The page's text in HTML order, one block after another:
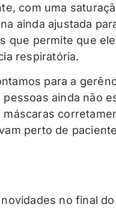
com uma
ainda ajustada
que permite que
respiratória.
para a
pessoas ainda não
máscaras
perto de
no final do